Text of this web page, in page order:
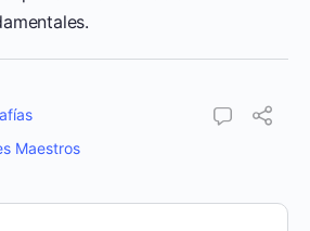
Maestros